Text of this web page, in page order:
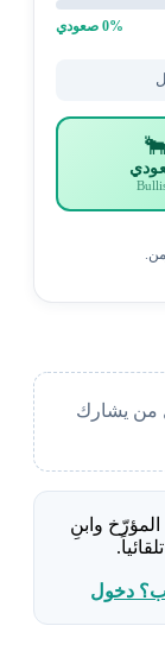
0% صعودي
من يشارك
وابنِ
دخول